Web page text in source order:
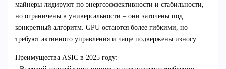
майнеры лидируют по энергоэффективности и стабильности,
но ограничены в универсальности – они заточены под
конкретный алгоритм. GPU остаются более гибкими, но
требуют активного управления и чаще подвержены износу.
Преимущества ASIC в 2025 году: